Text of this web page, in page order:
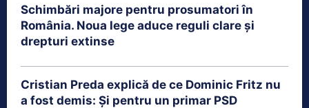
Schimbări majore pentru prosumatori în
România. Noua lege aduce reguli clare și
drepturi extinse
Cristian Preda explică de ce Dominic Fritz nu
a fost demis: Și pentru un primar PSD